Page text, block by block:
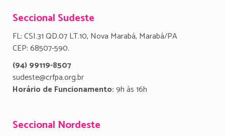
Seccional Sudeste
FL: CSI.31 QD.07 LT.10, Nova Marabá, Marabá/PA
CEP: 68507-590.
(94) 99119-8507
sudeste@crfpa.org.br
Horário de Funcionamento:9h às 16h
Seccional Nordeste